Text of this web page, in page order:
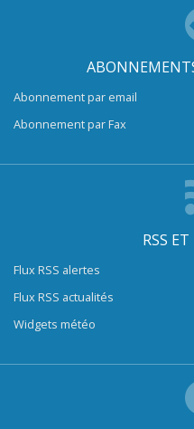
Abonnement par email
Abonnement par Fax
RSS
Flux RSS alertes
Flux RSS actualités
Widgets météo